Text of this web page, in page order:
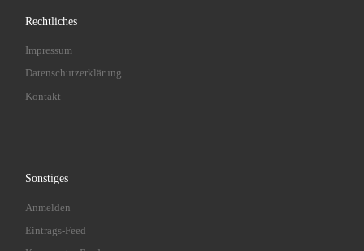
Rechtliches
Impressum
Datenschutzerklärung
Kontakt
Sonstiges
Anmelden
Eintrags-Feed